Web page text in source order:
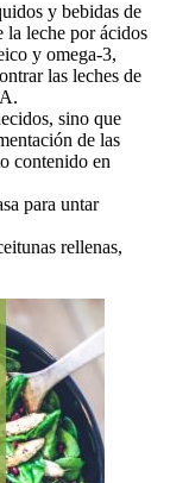
y bebidas de
la leche por ácidos
y omega-3,
las leches de
sino que
de las
contenido en
para untar
rellenas,